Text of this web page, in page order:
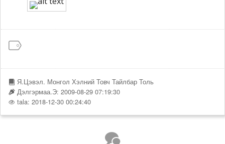
Я.Цэвэл. Монгол Хэлний Товч Тайлбар Толь
Дэлгэрмаа.Э: 2009-08-29 07:19:30
tala: 2018-12-30 00:24:40